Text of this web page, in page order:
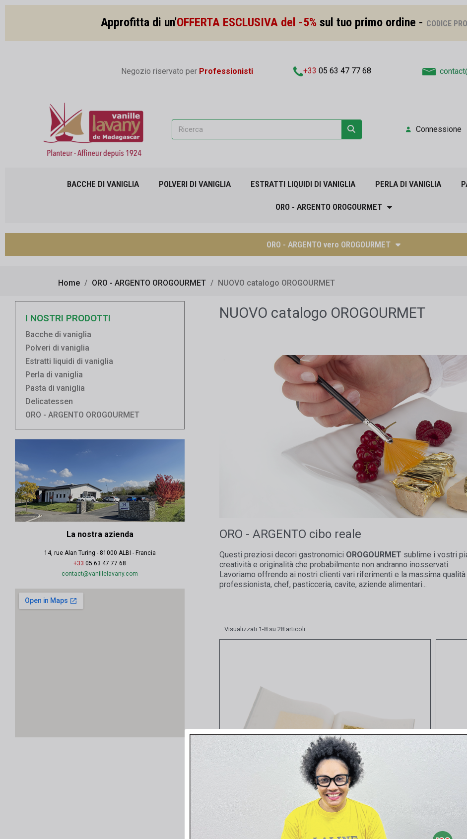
Approfitta di un'OFFERTA ESCLUSIVA del -5%sul tuo primo ordine - CODICE
Negozio riservato per Professionisti +33 05 63 47 77 68
Connessione
BACCHE DI VANIGLIA POLVERI DI VANIGLIA ESTRATTI LIQUIDI DI VANIGLIA PERLA DI VANIGLIA
ORO - ARGENTO OROGOURMET
ORO - ARGENTO vero OROGOURMET
Home ORO - ARGENTO OROGOURMET NUOVO catalogo OROGOURMET
I NOSTRI PRODOTTI
Bacche di vaniglia
Polveri di vaniglia
Estratti liquidi di vaniglia
Perla di vaniglia
Pasta di vaniglia
Delicatessen
ORO - ARGENTO OROGOURMET
La nostra azienda
14, rue Alan Turing - 81000 ALBI - Francia
+33 05 63 47 77 68
contact@vanillelavany.com
NUOVO catalogo OROGOURMET
ORO - ARGENTO cibo reale
Questi preziosi decori gastronomici OROGOURMET sublime i vostri
creatività e originalità che probabilmente non andranno inosservati.
Lavoriamo offrendo ai nostri clienti vari riferimenti e la massima
professionista, chef, pasticceria, cavite, aziende alimentari...
Visualizzati 1-8 su 28 articoli